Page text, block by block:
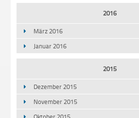
2016
März 2016
Januar 2016
2015
Dezember 2015
November 2015